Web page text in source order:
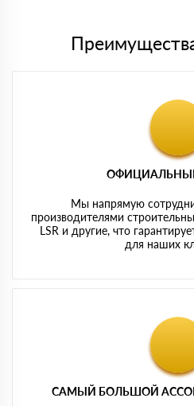
Мы напрямую
производителями
LSR и другие, что
для наших
САМЫЙ БОЛЬШОЙ